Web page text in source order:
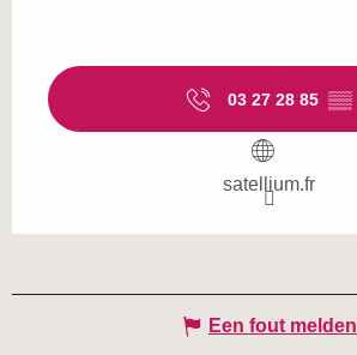
03 27 28 85 ▒▒
satellium.fr
Een fout melden